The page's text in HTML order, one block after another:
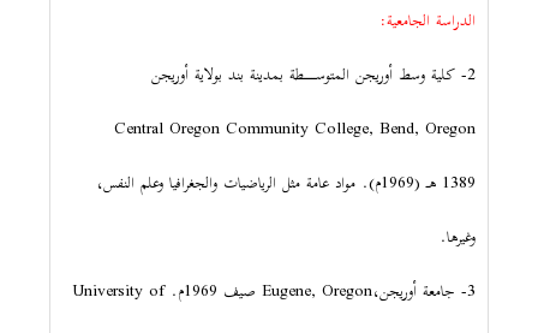
الدراسة الجامعية:
2- كلية وسط أوريجن المتوســـــطة بمدينة بند بولاية أوريجن
Central Oregon Community College, Bend, Oregon
1389 هـ (1969م). مواد عامة مثل الرياضيات والجغرافيا وعلم النفس،
وغيرها.
3- جامعة أوريجن،Eugene, Oregon صيف 1969م. University of